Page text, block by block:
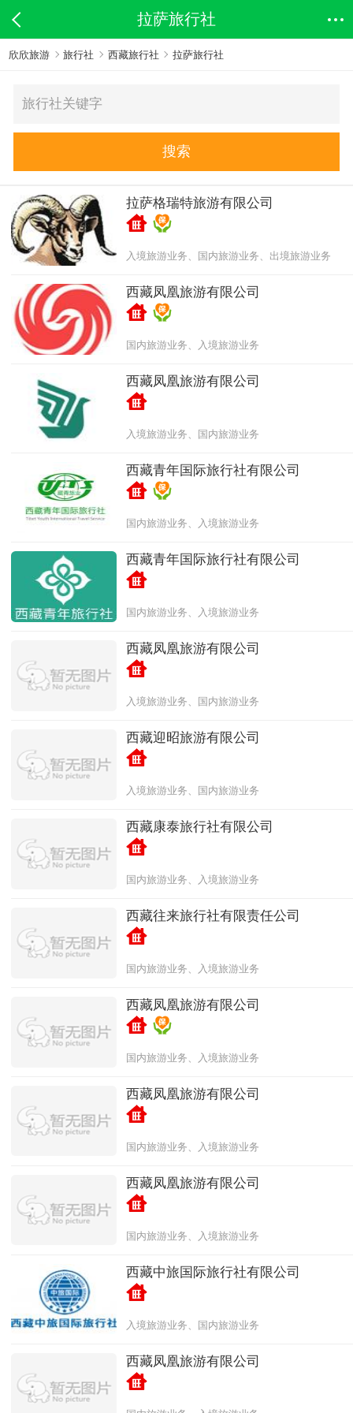
拉萨旅行社
欣欣旅游 旅行社 西藏旅行社 拉萨旅行社
搜索
拉萨格瑞特旅游有限公司
入境旅游业务、国内旅游业务、出境旅游业务
西藏凤凰旅游有限公司
国内旅游业务、入境旅游业务
西藏凤凰旅游有限公司
入境旅游业务、国内旅游业务
西藏青年国际旅行社有限公司
国内旅游业务、入境旅游业务
西藏青年国际旅行社有限公司
国内旅游业务、入境旅游业务
西藏凤凰旅游有限公司
入境旅游业务、国内旅游业务
西藏迎昭旅游有限公司
入境旅游业务、国内旅游业务
西藏康泰旅行社有限公司
国内旅游业务、入境旅游业务
西藏往来旅行社有限责任公司
国内旅游业务、入境旅游业务
西藏凤凰旅游有限公司
国内旅游业务、入境旅游业务
西藏凤凰旅游有限公司
国内旅游业务、入境旅游业务
西藏凤凰旅游有限公司
国内旅游业务、入境旅游业务
西藏中旅国际旅行社有限公司
入境旅游业务、国内旅游业务
西藏凤凰旅游有限公司